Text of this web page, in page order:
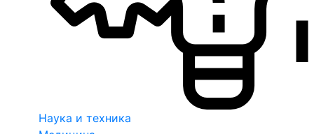
Наука и техника